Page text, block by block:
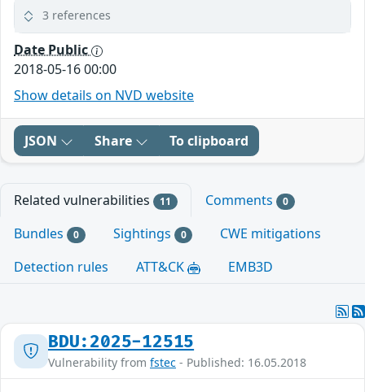
3 references
Date Public
2018-05-16 00:00
Show details on NVD website
JSON Share To clipboard
Related vulnerabilities 11 Comments 0
Bundles 0 Sightings 0
CWE mitigations
Detection rules
ATT&CK EMB3D
BDU:2025-12515
Vulnerability from fstec - Published: 16.05.2018